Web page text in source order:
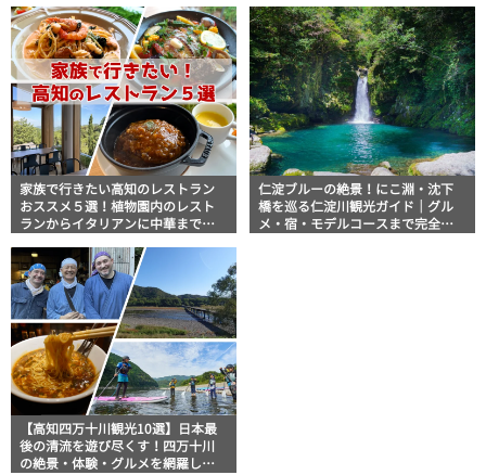
家族で行きたい高知のレストラン
おススメ５選！植物園内のレスト
ランからイタリアンに中華まで楽
仁淀ブルーの絶景！にこ淵・沈下
橋を巡る仁淀川観光ガイド｜グル
メ・宿・モデルコースまで完全網
【高知四万十川観光10選】日本最
後の清流を遊び尽くす！四万十川
の絶景・体験・グルメを網羅した